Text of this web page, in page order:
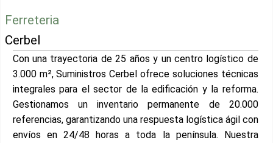
Ferreteria
Cerbel
Con una trayectoria de 25 años y un centro logístico de
3.000 m², Suministros Cerbel ofrece soluciones técnicas
integrales para el sector de la edificación y la reforma.
Gestionamos un inventario permanente de 20.000
referencias, garantizando una respuesta logística ágil con
envíos en 24/48 horas a toda la península. Nuestra